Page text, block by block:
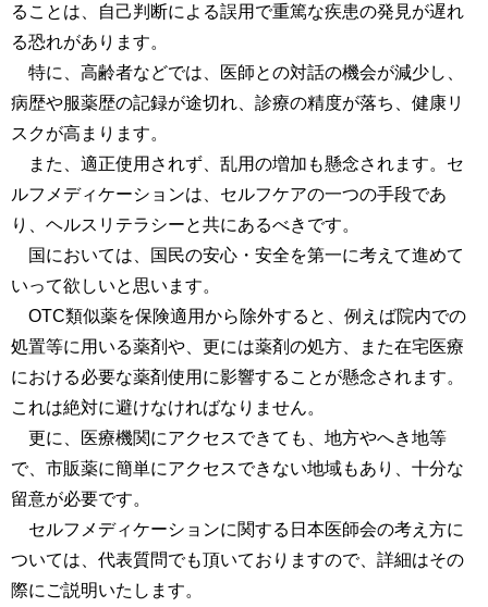
ることは、自己判断による誤用で重篤な疾患の発見が遅れ
る恐れがあります。
特に、高齢者などでは、医師との対話の機会が減少し、
病歴や服薬歴の記録が途切れ、診療の精度が落ち、健康リ
スクが高まります。
また、適正使用されず、乱用の増加も懸念されます。セ
ルフメディケーションは、セルフケアの一つの手段であ
り、ヘルスリテラシーと共にあるべきです。
国においては、国民の安心・安全を第一に考えて進めて
いって欲しいと思います。
OTC類似薬を保険適用から除外すると、例えば院内での
処置等に用いる薬剤や、更には薬剤の処方、また在宅医療
における必要な薬剤使用に影響することが懸念されます。
これは絶対に避けなければなりません。
更に、医療機関にアクセスできても、地方やへき地等
で、市販薬に簡単にアクセスできない地域もあり、十分な
留意が必要です。
セルフメディケーションに関する日本医師会の考え方に
ついては、代表質問でも頂いておりますので、詳細はその
際にご説明いたします。